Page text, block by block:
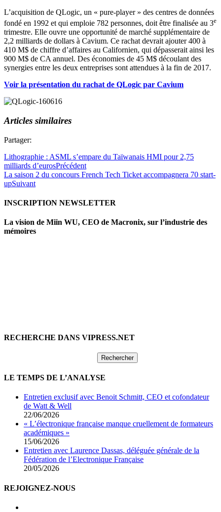
L’acquisition de QLogic, un « pure-player » des centres de données
fondé en 1992 et qui emploie 782 personnes, doit être finalisée au 3e
trimestre. Elle ouvre une opportunité de marché supplémentaire de
2,2 milliards de dollars à Cavium. Ce rachat devrait ajouter 400 à
410 M$ de chiffre d’affaires au Californien, qui dépasserait ainsi les
900 M$ de CA annuel. Des économies de 45 M$ découlant des
synergies entre les deux entreprises sont attendues à la fin de 2017.
Voir la présentation du rachat de QLogic par Cavium
Articles similaires
Partager:
Lithographie : ASML s’empare du Taïwanais HMI pour 2,75
milliards d’eurosPrécédent
La saison 2 du concours French Tech Ticket accompagnera 70 start-
upSuivant
INSCRIPTION NEWSLETTER
La vision de Miin WU, CEO de Macronix, sur l’industrie des
mémoires
RECHERCHE DANS VIPRESS.NET
LE TEMPS DE L’ANALYSE
Entretien exclusif avec Benoit Schmitt, CEO et cofondateur
de Watt & Well
22/06/2026
« L’électronique française manque cruellement de formateurs
académiques »
15/06/2026
Entretien avec Laurence Dassas, déléguée générale de la
Fédération de l’Electronique Française
20/05/2026
REJOIGNEZ-NOUS